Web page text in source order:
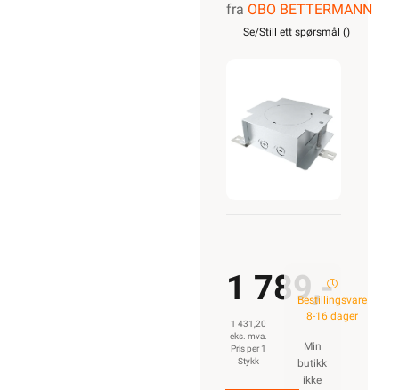
UD GES
fra OBO BETTERMANN
Se/Still ett spørsmål ()
1 789,-
1 431,20
eks. mva.
Pris per 1
Stykk
Bestillingsvare
8-16 dager
Min
butikk
ikke